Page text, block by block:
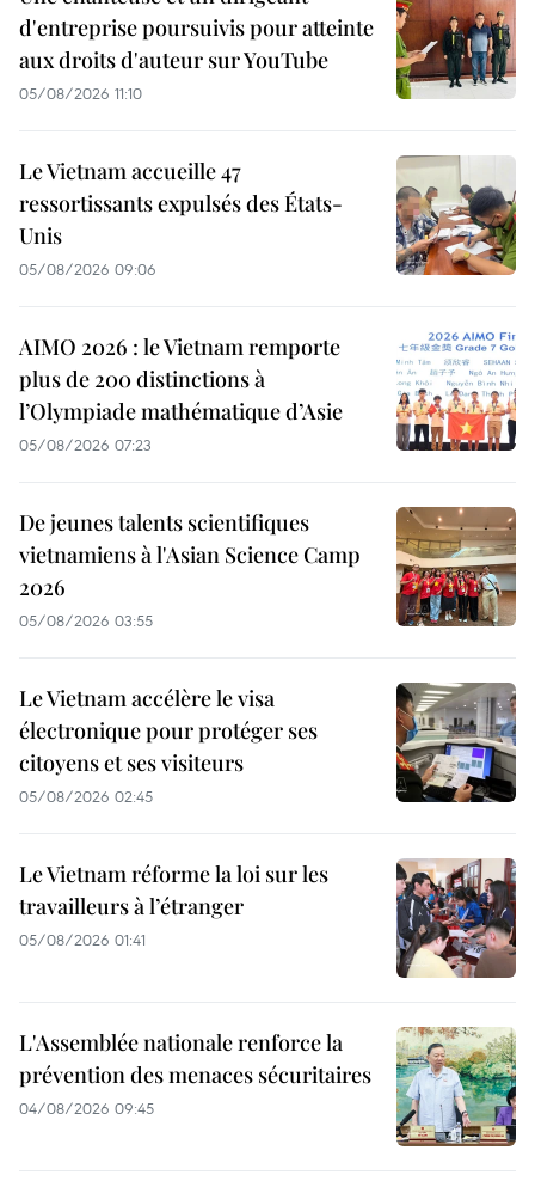
d'entreprise poursuivis pour atteinte
aux droits d'auteur sur YouTube
05/08/2026 11:10
Le Vietnam accueille 47
ressortissants expulsés des États-
Unis
05/08/2026 09:06
AIMO 2026 : le Vietnam remporte
plus de 200 distinctions à
l’Olympiade mathématique d’Asie
05/08/2026 07:23
De jeunes talents scientifiques
vietnamiens à l'Asian Science Camp
2026
05/08/2026 03:55
Le Vietnam accélère le visa
électronique pour protéger ses
citoyens et ses visiteurs
05/08/2026 02:45
Le Vietnam réforme la loi sur les
travailleurs à l’étranger
05/08/2026 01:41
L'Assemblée nationale renforce la
prévention des menaces sécuritaires
04/08/2026 09:45